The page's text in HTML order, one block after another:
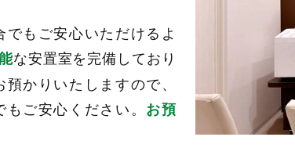
もご安心いただけるよ
な安置室を完備しており
かりいたしますので、
ご安心ください。 お預